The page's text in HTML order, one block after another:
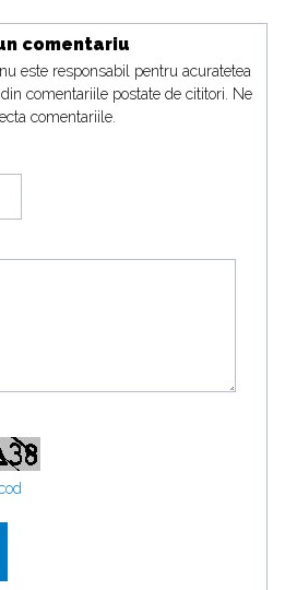
comentariu
este responsabil pentru acuratetea
comentariile postate de cititori. Ne
comentariile.